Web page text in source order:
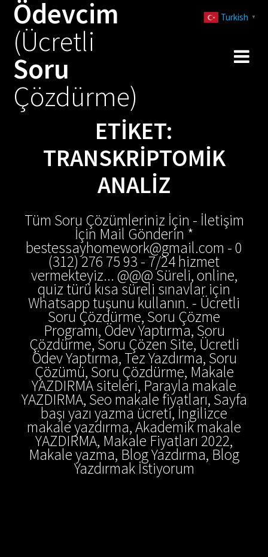
Ödevcim
(Ücretli
Soru
Çözdürme)
ETIKET:
TRANSKRIPTOMIK
ANALIZ
Tüm Soru Çözümleriniz İçin - İletişim
İçin Mail Gönderin *
bestessayhomework@gmail.com - 0
(312) 276 75 93 - 7/24 hizmet
vermekteyiz... @@@ Süreli, online,
quiz türü kısa süreli sınavlar için
Whatsapp tuşunu kullanın. - Ücretli
Soru Çözdürme, Soru Çözme
Programı, Ödev Yaptırma, Soru
Çözdürme, Soru Çözen Site, Ücretli
Ödev Yaptırma, Tez Yazdırma, Soru
Çözümü, Soru Çözdürme, Makale
YAZDIRMA siteleri, Parayla makale
YAZDIRMA, Seo makale fiyatları, Sayfa
başı yazı yazma ücreti, İngilizce
makale yazdırma, Akademik makale
YAZDIRMA, Makale Fiyatları 2022,
Makale yazma, Blog Yazdırma, Blog
Yazdırmak İstiyorum
Turkish ▼